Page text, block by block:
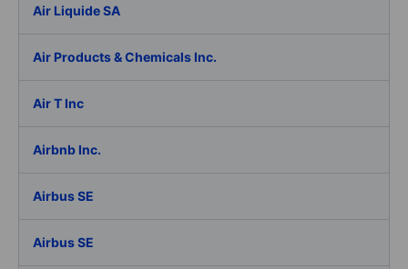
Air Liquide SA
Air Products & Chemicals Inc.
Air T Inc
Airbnb Inc.
Airbus SE
Airbus SE